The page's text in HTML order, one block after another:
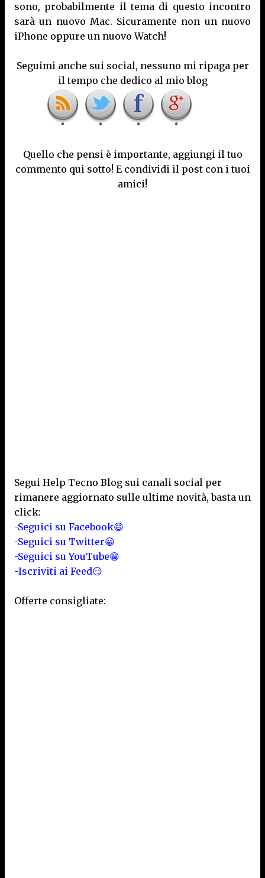
sono, probabilmente il tema di questo incontro
sarà un nuovo Mac. Sicuramente non un nuovo
iPhone oppure un nuovo Watch!
Seguimi anche sui social, nessuno mi ripaga per
il tempo che dedico al mio blog
Quello che pensi è importante, aggiungi il tuo
commento qui sotto! E condividi il post con i tuoi
amici!
Segui Help Tecno Blog sui canali social per
rimanere aggiornato sulle ultime novità, basta un
click:
-Seguici su Facebook😄
-Seguici su Twitter😀
-Seguici su YouTube😁
-Iscriviti ai Feed😏
Offerte consigliate: